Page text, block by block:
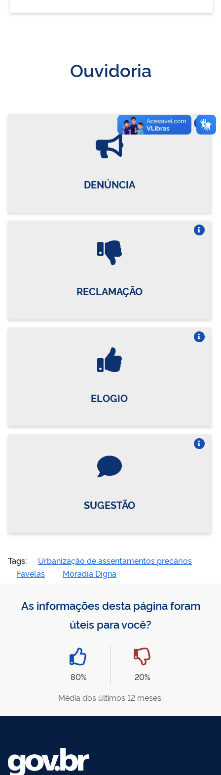
Ouvidoria
DENÚNCIA
Vire o card
RECLAMAÇÃO
ELOGIO
SUGESTÃO
Tags:
Urbanização de assentamentos precários
Favelas
Moradia Digna
As informações desta página foram
úteis para você?
80%
20%
Média dos últimos 12 meses.